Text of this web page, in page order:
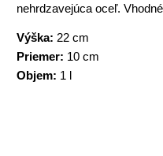
nehrdzavejúca oceľ.
Výška:22 cm
Priemer: 10 cm
Objem: 1 l